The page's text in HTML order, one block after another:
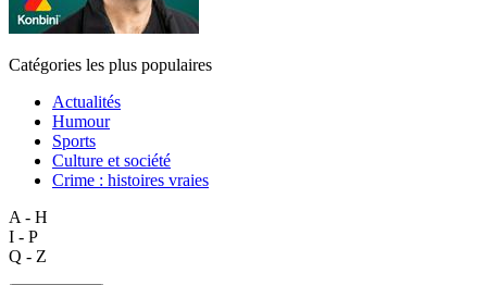
Catégories les plus populaires
Actualités
Humour
Sports
Culture et société
Crime : histoires vraies
A - H
I - P
Q - Z